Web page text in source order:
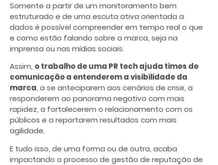
Somente a partir de um monitoramento bem
estruturado e de uma escuta ativa orientada a
dados é possível compreender em tempo real o que
e como estão falando sobre a marca, seja na
imprensa ou nas mídias sociais.
Assim, o trabalho de uma PR tech ajuda times de
comunicação a entenderem a visibilidade da
marca, a se anteciparem aos cenários de crise, a
responderem ao panorama negativo com mais
rapidez, a fortalecerem o relacionamento com os
públicos e a reportarem resultados com mais
agilidade.
E tudo isso, de uma forma ou de outra, acaba
impactando o processo de gestão de reputação de